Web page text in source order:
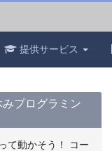
提供サービス
プログラミン
て動かそう！ コー